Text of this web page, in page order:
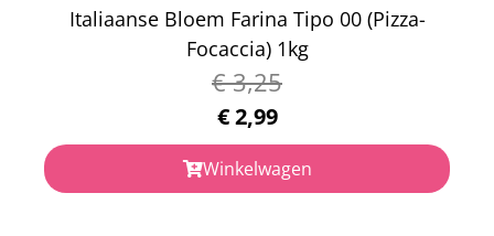
Italiaanse Bloem Farina Tipo 00 (Pizza-
Focaccia) 1kg
€3,25
€2,99
Winkelwagen